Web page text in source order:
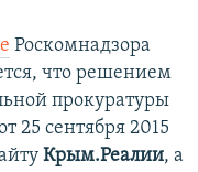
Роскомнадзора
что решением
прокуратуры
25 сентября 2015
Крым.Реалии, а